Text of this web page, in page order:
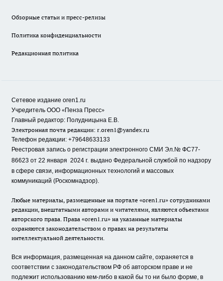
Обзорные статьи и пресс-релизы
Политика конфиденциальности
Редакционная политика
Сетевое издание oren1.ru
Учредитель ООО «Пенза Пресс»
Главный редактор: Полудницына Е.В.
Электронная почта редакции: r.oren1@yandex.ru
Телефон редакции: +79648633133
Реестровая запись о регистрации электронного СМИ Эл.№ ФС77-
86623 от 22 января 2024 г. выдано Федеральной службой по надзору
в сфере связи, информационных технологий и массовых
коммуникаций (Роскомнадзор).
Любые материалы, размещенные на портале «oren1.ru» сотрудниками
редакции, внештатными авторами и читателями, являются объектами
авторского права. Права «oren1.ru» на указанные материалы
охраняются законодательством о правах на результаты
интеллектуальной деятельности.
Вся информация, размещенная на данном сайте, охраняется в
соответствии с законодательством РФ об авторском праве и не
подлежит использованию кем-либо в какой бы то ни было форме, в